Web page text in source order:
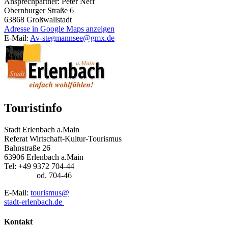
Obernburger Straße 6
63868 Großwallstadt
Adresse in Google Maps anzeigen
E-Mail: Av-stegmannsee@gmx.de
Touristinfo
Stadt Erlenbach a.Main
Referat Wirtschaft-Kultur-Tourismus
Bahnstraße 26
63906 Erlenbach a.Main
Tel: +49 9372 704-44
od. 704-46
E-Mail: tourismus@
stadt-erlenbach.de
Kontakt